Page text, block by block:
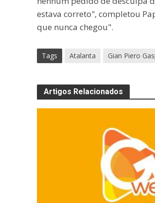
estava correto", completou
que nunca chegou".
Tags Atalanta Gian Piero
Artigos Relacionados